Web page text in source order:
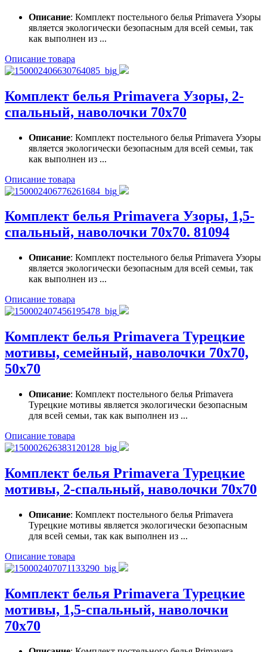
Описание: Комплект постельного белья Primavera Узоры
является экологически безопасным для всей семьи, так
как выполнен из ...
Описание товара
Комплект белья Primavera Узоры, 2-
спальный, наволочки 70x70
Описание: Комплект постельного белья Primavera Узоры
является экологически безопасным для всей семьи, так
как выполнен из ...
Описание товара
Комплект белья Primavera Узоры, 1,5-
спальный, наволочки 70x70. 81094
Описание: Комплект постельного белья Primavera Узоры
является экологически безопасным для всей семьи, так
как выполнен из ...
Описание товара
Комплект белья Primavera Турецкие
мотивы, семейный, наволочки 70x70,
50x70
Описание: Комплект постельного белья Primavera
Турецкие мотивы является экологически безопасным
для всей семьи, так как выполнен из ...
Описание товара
Комплект белья Primavera Турецкие
мотивы, 2-спальный, наволочки 70x70
Описание: Комплект постельного белья Primavera
Турецкие мотивы является экологически безопасным
для всей семьи, так как выполнен из ...
Описание товара
Комплект белья Primavera Турецкие
мотивы, 1,5-спальный, наволочки
70x70